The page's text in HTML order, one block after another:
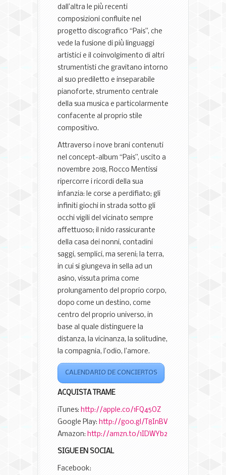
dall’altra le più recenti
composizioni confluite nel
progetto discografico “Pais”, che
vede la fusione di più linguaggi
artistici e il coinvolgimento di altri
strumentisti che gravitano intorno
al suo prediletto e inseparabile
pianoforte, strumento centrale
della sua musica e particolarmente
confacente al proprio stile
compositivo.
Attraverso i nove brani contenuti
nel concept-album “Pais”, uscito a
novembre 2018, Rocco Mentissi
ripercorre i ricordi della sua
infanzia: le corse a perdifiato; gli
infiniti giochi in strada sotto gli
occhi vigili del vicinato sempre
affettuoso; il nido rassicurante
della casa dei nonni, contadini
saggi, semplici, ma sereni; la terra,
in cui si giungeva in sella ad un
asino, vissuta prima come
prolungamento del proprio corpo,
dopo come un destino, come
centro del proprio universo, in
base al quale distinguere la
distanza, la vicinanza, la solitudine,
la compagnia, l’odio, l’amore.
CALENDARIO DE CONCIERTOS
ACQUISTA TRAME
iTunes: http://apple.co/1FQ45OZ
Google Play: http://goo.gl/T8InBV
Amazon: http://amzn.to/1IDWYb2
SIGUE EN SOCIAL
Facebook: